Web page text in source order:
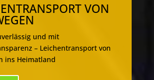
VON
und mit
– Leichentransport von
ins Heimatland